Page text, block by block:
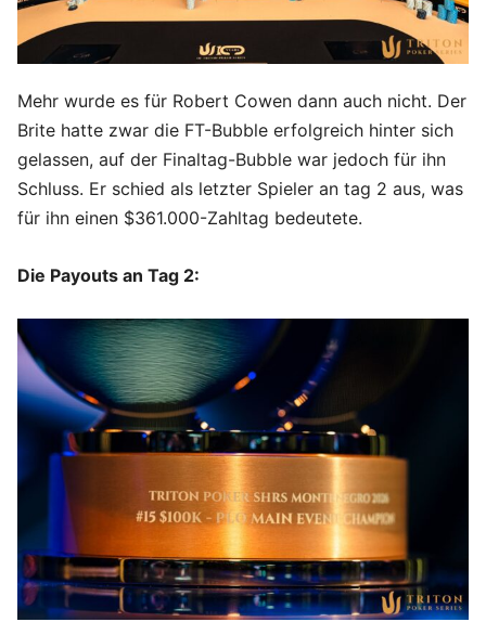
Mehr wurde es für Robert Cowen dann auch nicht. Der
Brite hatte zwar die FT-Bubble erfolgreich hinter sich
gelassen, auf der Finaltag-Bubble war jedoch für ihn
Schluss. Er schied als letzter Spieler an tag 2 aus, was
für ihn einen $361.000-Zahltag bedeutete.
Die Payouts an Tag 2: